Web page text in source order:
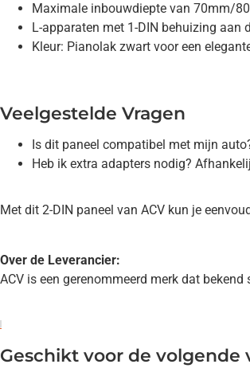
Maximale inbouwdiepte van 70mm/
L-apparaten met 1-DIN behuizing
Kleur: Pianolak zwart voor een
Veelgestelde Vragen
Is dit paneel compatibel met mijn
Heb ik extra adapters nodig?
Met dit 2-DIN paneel van ACV kun je
Over de Leverancier:
ACV is een gerenommeerd merk dat
Geschikt voor de volgende